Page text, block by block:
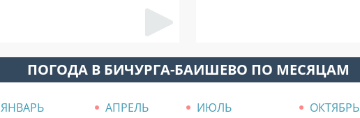
ПОГОДА В БИЧУРГА-БАИШЕВО ПО МЕСЯЦАМ
ЯНВАРЬ АПРЕЛЬ ИЮЛЬ
ОКТЯБРЬ